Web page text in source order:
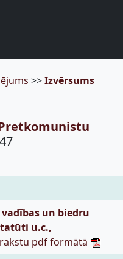
>>Izvērsums
un biedru
u.c.,
pdf formātā